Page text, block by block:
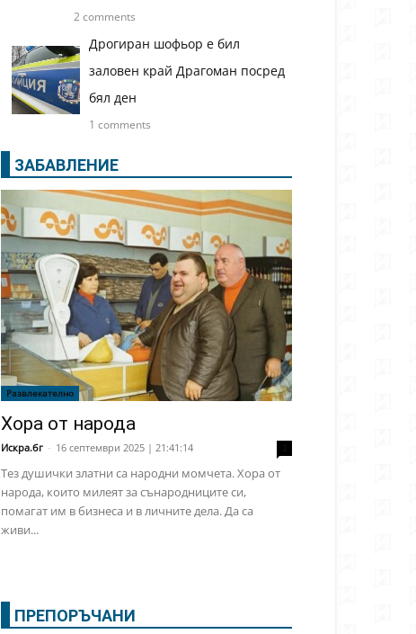
2 comments
Дрогиран шофьор е бил
заловен край Драгоман посред
бял ден
1 comments
ЗАБАВЛЕНИЕ
Развлекателно
Хора от народа
Искра.бг - 16 септември 2025 | 21:41:14
Тез душички златни са народни момчета. Хора от
народа, които милеят за сънародниците си,
помагат им в бизнеса и в личните дела. Да са
живи...
ПРЕПОРЪЧАНИ